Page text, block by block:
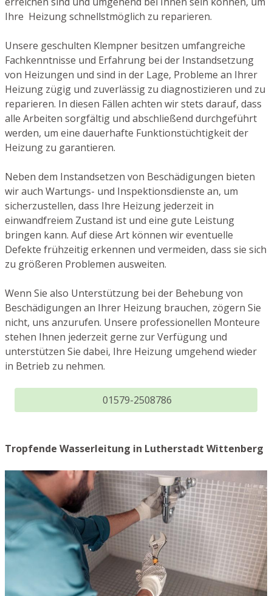
Ihre Heizung schnellstmöglich zu reparieren.
Unsere geschulten Klempner besitzen umfangreiche
Fachkenntnisse und Erfahrung bei der Instandsetzung
von Heizungen und sind in der Lage, Probleme an Ihrer
Heizung zügig und zuverlässig zu diagnostizieren und zu
reparieren. In diesen Fällen achten wir stets darauf, dass
alle Arbeiten sorgfältig und abschließend durchgeführt
werden, um eine dauerhafte Funktionstüchtigkeit der
Heizung zu garantieren.
Neben dem Instandsetzen von Beschädigungen bieten
wir auch Wartungs- und Inspektionsdienste an, um
sicherzustellen, dass Ihre Heizung jederzeit in
einwandfreiem Zustand ist und eine gute Leistung
bringen kann. Auf diese Art können wir eventuelle
Defekte frühzeitig erkennen und vermeiden, dass sie sich
zu größeren Problemen ausweiten.
Wenn Sie also Unterstützung bei der Behebung von
Beschädigungen an Ihrer Heizung brauchen, zögern Sie
nicht, uns anzurufen. Unsere professionellen Monteure
stehen Ihnen jederzeit gerne zur Verfügung und
unterstützen Sie dabei, Ihre Heizung umgehend wieder
in Betrieb zu nehmen.
01579-2508786
Tropfende Wasserleitung in Lutherstadt Wittenberg